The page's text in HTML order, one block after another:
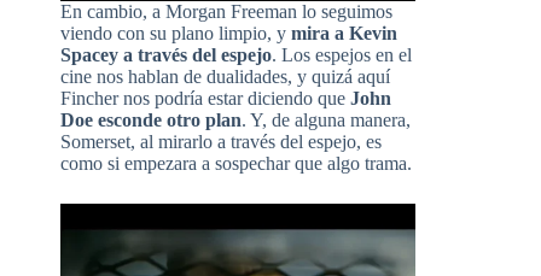
En cambio, a Morgan Freeman lo seguimos
viendo con su plano limpio, y mira a Kevin
Spacey a través del espejo. Los espejos en el
cine nos hablan de dualidades, y quizá aquí
Fincher nos podría estar diciendo que John
Doe esconde otro plan. Y, de alguna manera,
Somerset, al mirarlo a través del espejo, es
como si empezara a sospechar que algo trama.